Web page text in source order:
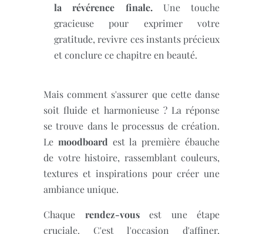
la révérence finale.Une touche
gracieuse pour exprimer votre
gratitude, revivre ces instants précieux
et conclure ce chapitre en beauté.
Mais comment s'assurer que cette danse
soit fluide et harmonieuse ? La réponse
se trouve dans le processus de création.
Le moodboard est la première ébauche
de votre histoire, rassemblant couleurs,
textures et inspirations pour créer une
ambiance unique.
Chaque rendez-vousest une étape
cruciale. C'est l'occasion d'affiner,